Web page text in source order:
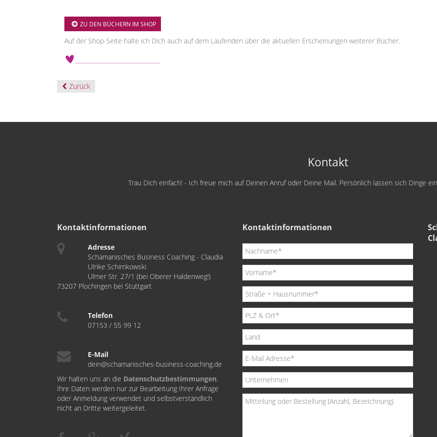
ZU DEN BÜCHERN IM SHOP
Auf der Shop-Seite halte ich Dich auch auf dem Laufenden über die aktuellen Erscheinungen weiterer Bücher.
Zurück
Kontakt
Trau Dich einfach! - Ich freue mich auf Deinen Anruf oder Deine Mail. Persönlich lassen sich Dinge
Kontaktinformationen
Adresse
Schamanisches Business Coaching - Claudia
Ulrike Schimkowski
Ulmer Str. 27/1 (bei Oberer Haldenweg!)
73207 Plochingen bei Stuttgart
Telefon
07153 / 55 99 12
E-Mail
dein@schamanisches-business-coaching.de
Wir halten uns an die Datenschutzbestimmungen.
Ihre Daten werden nur zur Bearbeitung Ihrer Anfrage
oder Anmeldung verwendet und selbstverständlich
nicht an Dritte weitergeleitet.
Kontaktinformationen